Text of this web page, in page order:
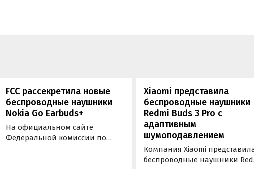
FCC рассекретила новые
беспроводные наушники
Nokia Go Earbuds+
На официальном сайте
Федеральной комиссии по
Xiaomi представила
беспроводные наушники
Redmi Buds 3 Pro с
адаптивным
шумоподавлением
Компания Xiaomi
беспроводные наушники